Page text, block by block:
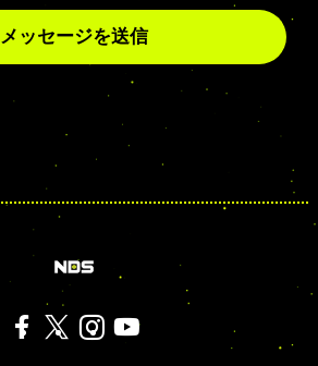
メッセージを送信